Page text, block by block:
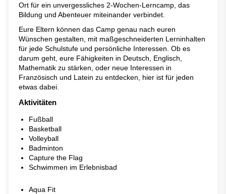
Ort für ein unvergessliches 2-Wochen-Lerncamp, das
Bildung und Abenteuer miteinander verbindet.
Eure Eltern können das Camp genau nach euren
Wünschen gestalten, mit maßgeschneiderten Lerninhalten
für jede Schulstufe und persönliche Interessen. Ob es
darum geht, eure Fähigkeiten in Deutsch, Englisch,
Mathematik zu stärken, oder neue Interessen in
Französisch und Latein zu entdecken, hier ist für jeden
etwas dabei.
Aktivitäten
Fußball
Basketball
Volleyball
Badminton
Capture the Flag
Schwimmen im Erlebnisbad
Aqua Fit